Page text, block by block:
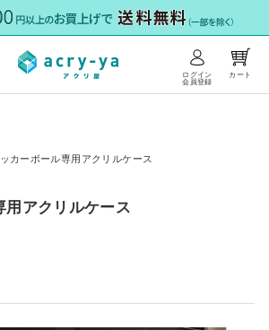
ログイン
会員登録
カート
カーボール専用アクリルケース
用アクリルケース